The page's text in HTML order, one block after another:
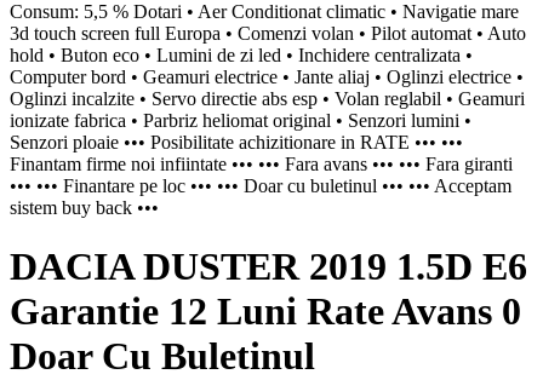
Consum: 5,5 % Dotari • Aer Conditionat climatic • Navigatie mare
3d touch screen full Europa • Comenzi volan • Pilot automat • Auto
hold • Buton eco • Lumini de zi led • Inchidere centralizata •
Computer bord • Geamuri electrice • Jante aliaj • Oglinzi electrice •
Oglinzi incalzite • Servo directie abs esp • Volan reglabil • Geamuri
ionizate fabrica • Parbriz heliomat original • Senzori lumini •
Senzori ploaie ••• Posibilitate achizitionare in RATE ••• •••
Finantam firme noi infiintate ••• ••• Fara avans ••• ••• Fara giranti
••• ••• Finantare pe loc ••• ••• Doar cu buletinul ••• ••• Acceptam
sistem buy back •••
DACIA DUSTER 2019 1.5D E6
Garantie 12 Luni Rate Avans 0
Doar Cu Buletinul